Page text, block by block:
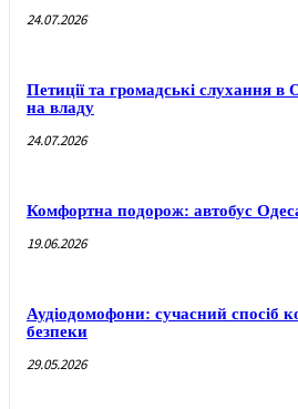
24.07.2026
Петиції та громадські слухання в
на владу
24.07.2026
Комфортна подорож: автобус
19.06.2026
Аудіодомофони: сучасний спосіб
безпеки
29.05.2026